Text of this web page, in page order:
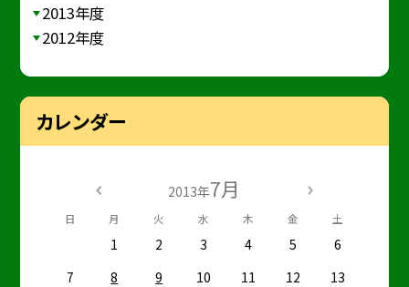
2013年度
2012年度
カレンダー
2013年7月
日 月 火 水 木 金 土
1 2 3 4 5
6
7
8 9 10 11 12
13